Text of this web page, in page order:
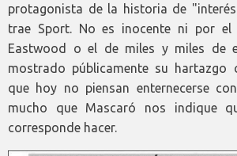
protagonista de la historia de
trae Sport. No es inocente ni por
Eastwood o el de miles y miles de
mostrado públicamente su hartazgo
que hoy no piensan enternecerse
mucho que Mascaró nos indique
corresponde hacer.